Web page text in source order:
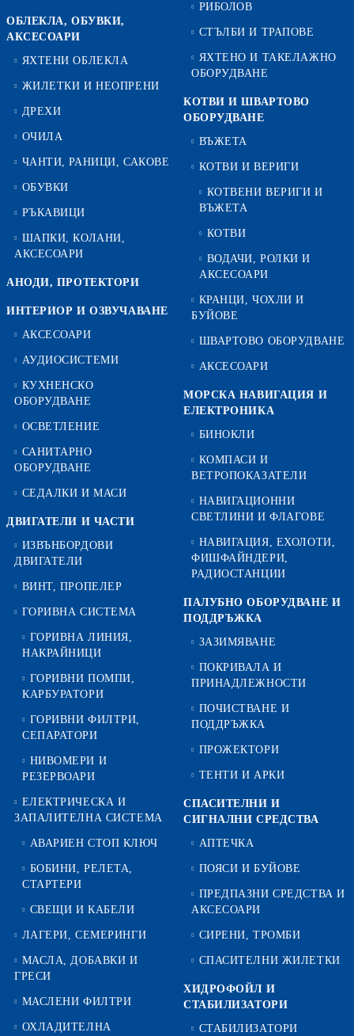
ОБЛЕКЛА, ОБУВКИ,
АКСЕСОАРИ
ЯХТЕНИ ОБЛЕКЛА
ЖИЛЕТКИ И НЕОПРЕНИ
ДРЕХИ
ОЧИЛА
ЧАНТИ, РАНИЦИ, САКОВЕ
ОБУВКИ
РЪКАВИЦИ
ШАПКИ, КОЛАНИ,
АКСЕСОАРИ
АНОДИ, ПРОТЕКТОРИ
ИНТЕРИОР И ОЗВУЧАВАНЕ
АКСЕСОАРИ
АУДИОСИСТЕМИ
КУХНЕНСКО
ОБОРУДВАНЕ
ОСВЕТЛЕНИЕ
САНИТАРНО
ОБОРУДВАНЕ
СЕДАЛКИ И МАСИ
ДВИГАТЕЛИ И ЧАСТИ
ИЗВЪНБОРДОВИ
ДВИГАТЕЛИ
ВИНТ, ПРОПЕЛЕР
ГОРИВНА СИСТЕМА
ГОРИВНА ЛИНИЯ,
НАКРАЙНИЦИ
ГОРИВНИ ПОМПИ,
КАРБУРАТОРИ
ГОРИВНИ ФИЛТРИ,
СЕПАРАТОРИ
НИВОМЕРИ И
РЕЗЕРВОАРИ
ЕЛЕКТРИЧЕСКА И
ЗАПАЛИТЕЛНА СИСТЕМА
АВАРИЕН СТОП КЛЮЧ
БОБИНИ, РЕЛЕТА,
СТАРТЕРИ
СВЕЩИ И КАБЕЛИ
ЛАГЕРИ, СЕМЕРИНГИ
МАСЛА, ДОБАВКИ И
ГРЕСИ
МАСЛЕНИ ФИЛТРИ
ОХЛАДИТЕЛНА
РИБОЛОВ
СТЪЛБИ И ТРАПОВЕ
ЯХТЕНО И ТАКЕЛАЖНО
ОБОРУДВАНЕ
КОТВИ И ШВАРТОВО
ОБОРУДВАНЕ
ВЪЖЕТА
КОТВИ И ВЕРИГИ
КОТВЕНИ ВЕРИГИ И
ВЪЖЕТА
КОТВИ
ВОДАЧИ, РОЛКИ И
АКСЕСОАРИ
КРАНЦИ, ЧОХЛИ И
БУЙОВЕ
ШВАРТОВО ОБОРУДВАНЕ
АКСЕСОАРИ
МОРСКА НАВИГАЦИЯ И
ЕЛЕКТРОНИКА
БИНОКЛИ
КОМПАСИ И
ВЕТРОПОКАЗАТЕЛИ
НАВИГАЦИОННИ
СВЕТЛИНИ И ФЛАГОВЕ
НАВИГАЦИЯ, ЕХОЛОТИ,
ФИШФАЙНДЕРИ,
РАДИОСТАНЦИИ
ПАЛУБНО ОБОРУДВАНЕ И
ПОДДРЪЖКА
ЗАЗИМЯВАНЕ
ПОКРИВАЛА И
ПРИНАДЛЕЖНОСТИ
ПОЧИСТВАНЕ И
ПОДДРЪЖКА
ПРОЖЕКТОРИ
ТЕНТИ И АРКИ
СПАСИТЕЛНИ И
СИГНАЛНИ СРЕДСТВА
АПТЕЧКА
ПОЯСИ И БУЙОВЕ
ПРЕДПАЗНИ СРЕДСТВА И
АКСЕСОАРИ
СИРЕНИ, ТРОМБИ
СПАСИТЕЛНИ ЖИЛЕТКИ
ХИДРОФОЙЛ И
СТАБИЛИЗАТОРИ
СТАБИЛИЗАТОРИ